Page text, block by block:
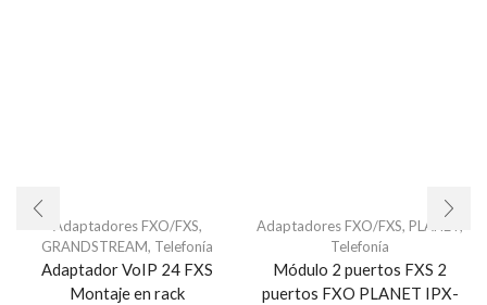
Adaptadores FXO/FXS,
GRANDSTREAM, Telefonía
Adaptador VoIP 24 FXS
Montaje en rack
Adaptadores FXO/FXS, PLANET
Telefonía
Módulo 2 puertos FXS 2
puertos FXO PLANET IPX-